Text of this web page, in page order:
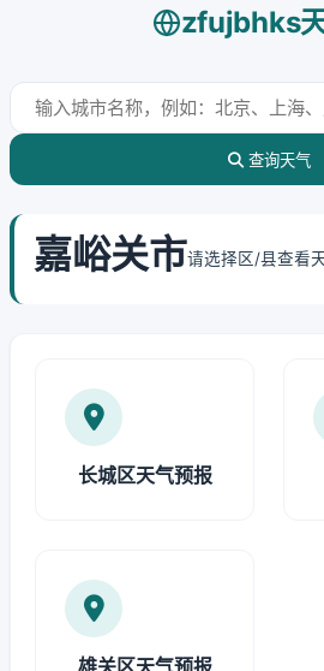
zfujbhks
查询天气
嘉峪关市请选择区/县查看
长城区天气预报
雄关区天气预报